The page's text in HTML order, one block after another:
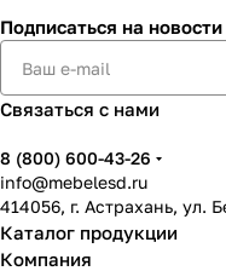
Подписаться на
Связаться с нами
8 (800) 600-43-26
info@mebelesd.ru
414056, г. Астрахань, ул.
Каталог продукции
Компания